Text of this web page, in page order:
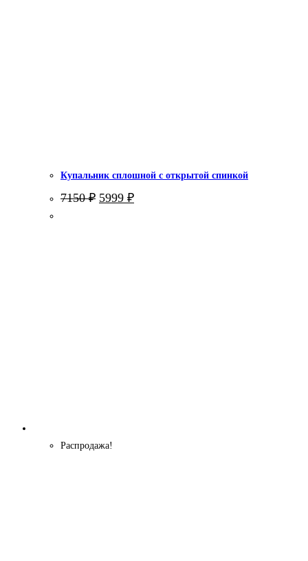
Купальник сплошной с открытой спинкой
7150₽ Первоначальная
5999 ₽Текущая
Распродажа!